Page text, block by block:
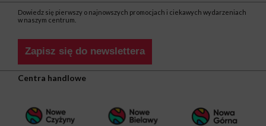
Dowiedz się pierwszy o najnowszych promocjach i ciekawych wydarzeniach
w naszym centrum.
Zapisz się do newslettera
Centra handlowe